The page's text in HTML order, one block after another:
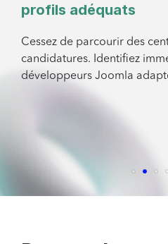
profils adéquats
Cessez de parcourir des
candidatures. Identifiez
développeurs Joomla